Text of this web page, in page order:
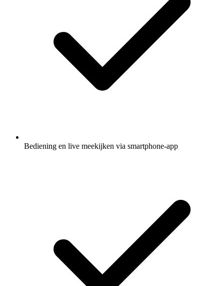
Bediening en live meekijken via smartphone-app